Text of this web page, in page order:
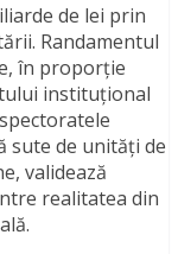
de lei prin
Randamentul
în proporție
instituțional
sute de unități de
validează
realitatea din